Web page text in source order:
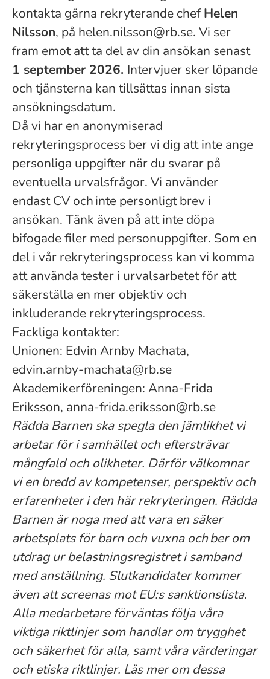
kontakta gärna rekryterande chefHelen
Nilsson, på helen.nilsson@rb.se. Vi ser
fram emot att ta del av din ansökan senast
1 september 2026. Intervjuer sker löpande
och tjänsterna kan tillsättas innan sista
ansökningsdatum.
Då vi har en anonymiserad
rekryteringsprocess ber vi dig att inte ange
personliga uppgifter när du svarar på
eventuella urvalsfrågor. Vi använder
endast CV och inte personligt brev i
ansökan. Tänk även på att inte döpa
bifogade filer med personuppgifter. Som en
del i vår rekryteringsprocess kan vi komma
att använda tester i urvalsarbetet för att
säkerställa en mer objektiv och
inkluderande rekryteringsprocess.
Fackliga kontakter:
Unionen: Edvin Arnby Machata,
edvin.arnby-machata@rb.se
Akademikerföreningen: Anna-Frida
Eriksson, anna-frida.eriksson@rb.se
Rädda Barnen ska spegla den jämlikhet vi
arbetar för i samhället och eftersträvar
mångfald och olikheter. Därför välkomnar
vi en bredd av kompetenser, perspektiv och
erfarenheter i den här rekryteringen. Rädda
Barnen är noga med att vara en säker
arbetsplats för barn och vuxna och ber om
utdrag ur belastningsregistret i samband
med anställning. Slutkandidater kommer
även att screenas mot EU:s sanktionslista.
Alla medarbetare förväntas följa våra
viktiga riktlinjer som handlar om trygghet
och säkerhet för alla, samt våra värderingar
och etiska riktlinjer. Läs mer om dessa